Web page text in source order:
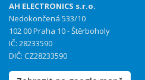
AH ELECTRONICS s.r.o.
Nedokončená 533/10
102 00 Praha 10 - Štěrboholy
IČ: 28233590
DIČ: CZ28233590